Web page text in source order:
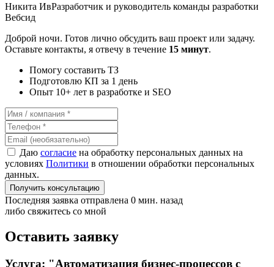
Никита ИвРазработчик и руководитель команды разработки
Вебсид
Доброй ночи. Готов лично обсудить ваш проект или задачу.
Оставьте контакты, я отвечу в течение 15 минут.
Помогу составить ТЗ
Подготовлю КП за 1 день
Опыт 10+ лет в разработке и SEO
Даю согласие на обработку персональных данных на
условиях Политики в отношении обработки персональных
данных.
Получить консультацию
Последняя заявка отправлена 0 мин. назад
либо свяжитесь со мной
Оставить заявку
Услуга: "Автоматизация бизнес-процессов с